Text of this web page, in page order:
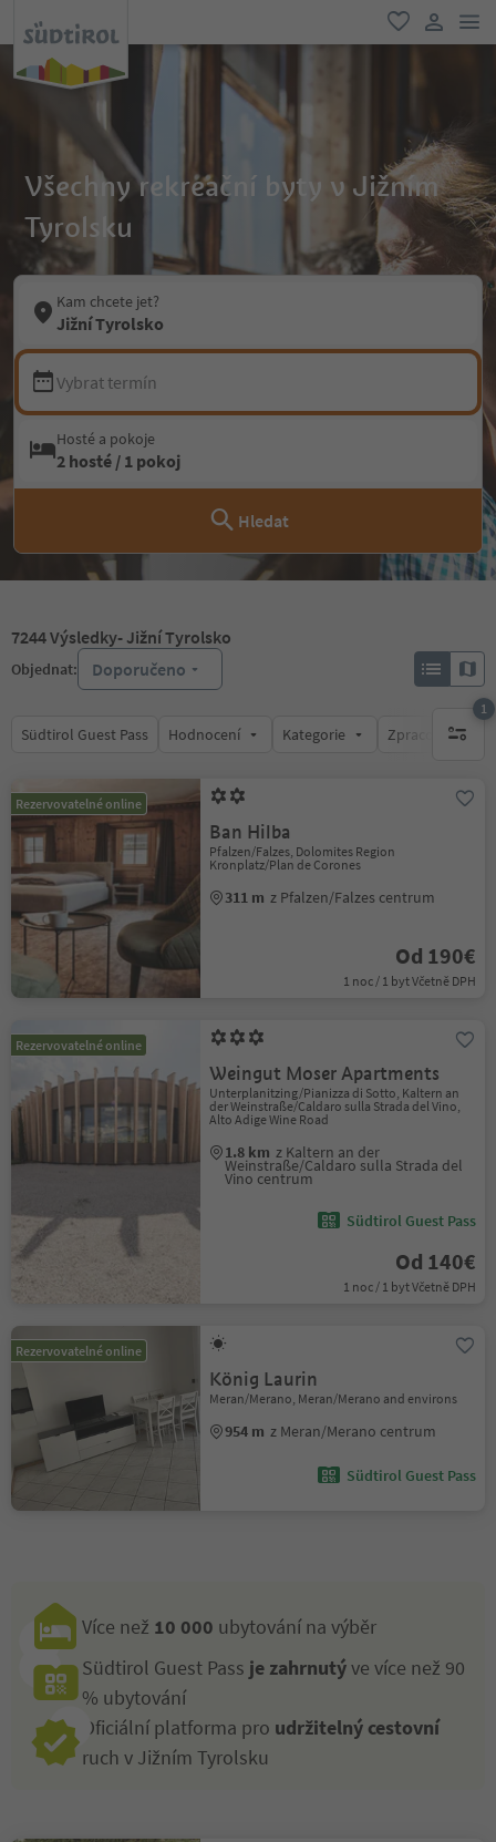
oblíbené
Všechny rekreační byty v Jižním
Tyrolsku
Kam chcete jet?
Jižní Tyrolsko
Vybrat termín
Hosté a pokoje
2 hosté / 1 pokoj
Hledat
7244Výsledky- Jižní Tyrolsko
Objednat: Doporučeno
Südtirol Guest Pass Hodnocení Kategorie Zpracovává
1
1
Rezervovatelné online
Ban Hilba
Pfalzen/Falzes, Dolomites Region
Kronplatz/Plan de Corones
311 m z Pfalzen/Falzes centrum
Od 190€
1 noc / 1 byt Včetně DPH
Rezervovatelné online
Weingut Moser Apartments
Unterplanitzing/Pianizza di Sotto, Kaltern an
der Weinstraße/Caldaro sulla Strada del Vino,
Alto Adige Wine Road
1.8 km z Kaltern an der
Weinstraße/Caldaro sulla Strada del
Vino centrum
Südtirol Guest Pass
Od 140€
1 noc / 1 byt Včetně DPH
Rezervovatelné online
König Laurin
Meran/Merano, Meran/Merano and environs
954 m z Meran/Merano centrum
Südtirol Guest Pass
Více než 10 000 ubytování na výběr
Südtirol Guest Pass je zahrnutýve více než 90
% ubytování
Oficiální platforma pro udržitelný cestovní
ruch v Jižním Tyrolsku